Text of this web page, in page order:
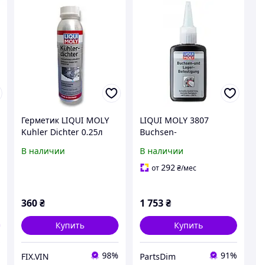
Герметик LIQUI MOLY
Kuhler Dichter 0.25л
В наличии
360 ₴
Купить
FIX.VIN 98%
LIQUI MOLY 3807
Buchsen-
для втулок и
подшипников |
деталей и защита от
пр
В наличии
от292₴/мес
1 753₴
Купить
PartsDim 91%